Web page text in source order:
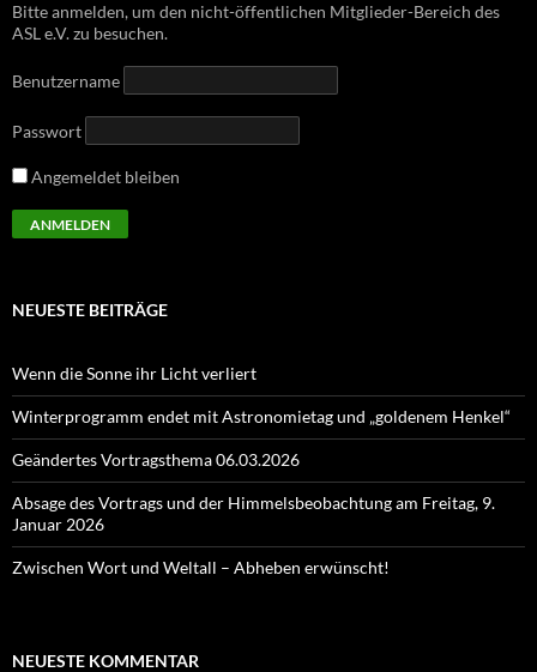
Bitte anmelden, um den nicht-öffentlichen Mitglieder-Bereich des
ASL e.V. zu besuchen.
Benutzername
Passwort
Angemeldet bleiben
NEUESTE BEITRÄGE
Wenn die Sonne ihr Licht verliert
Winterprogramm endet mit Astronomietag und „goldenem Henkel“
Geändertes Vortragsthema 06.03.2026
Absage des Vortrags und der Himmelsbeobachtung am Freitag, 9.
Januar 2026
Zwischen Wort und Weltall – Abheben erwünscht!
NEUESTE KOMMENTAR